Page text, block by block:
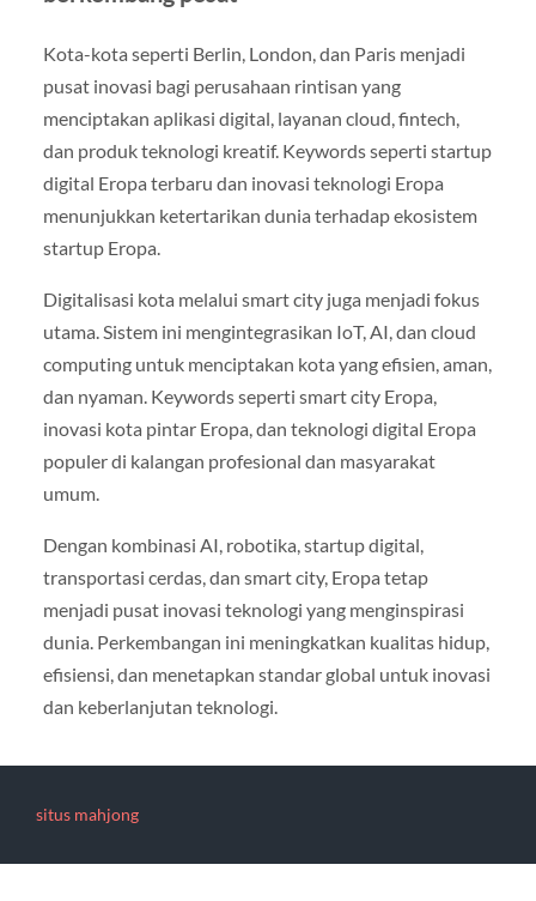
Kota-kota seperti Berlin, London, dan Paris menjadi
pusat inovasi bagi perusahaan rintisan yang
menciptakan aplikasi digital, layanan cloud, fintech,
dan produk teknologi kreatif. Keywords seperti startup
digital Eropa terbaru dan inovasi teknologi Eropa
menunjukkan ketertarikan dunia terhadap ekosistem
startup Eropa.
Digitalisasi kota melalui smart city juga menjadi fokus
utama. Sistem ini mengintegrasikan IoT, AI, dan cloud
computing untuk menciptakan kota yang efisien, aman,
dan nyaman. Keywords seperti smart city Eropa,
inovasi kota pintar Eropa, dan teknologi digital Eropa
populer di kalangan profesional dan masyarakat
umum.
Dengan kombinasi AI, robotika, startup digital,
transportasi cerdas, dan smart city, Eropa tetap
menjadi pusat inovasi teknologi yang menginspirasi
dunia. Perkembangan ini meningkatkan kualitas hidup,
efisiensi, dan menetapkan standar global untuk inovasi
dan keberlanjutan teknologi.
situs mahjong